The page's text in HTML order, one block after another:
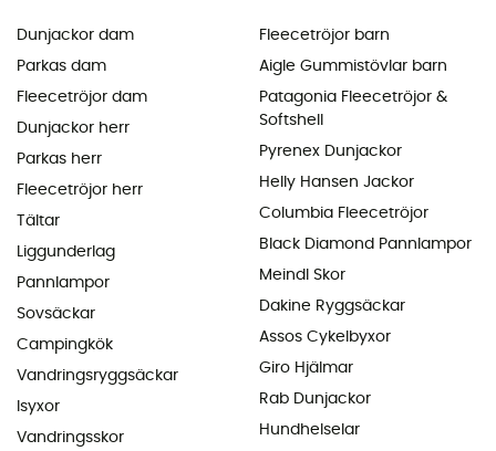
Dunjackor dam
Parkas dam
Fleecetröjor dam
Dunjackor herr
Parkas herr
Fleecetröjor herr
Tältar
Liggunderlag
Pannlampor
Sovsäckar
Campingkök
Vandringsryggsäckar
Isyxor
Vandringsskor
Fleecetröjor barn
Aigle Gummistövlar barn
Patagonia Fleecetröjor &
Softshell
Pyrenex Dunjackor
Helly Hansen Jackor
Columbia Fleecetröjor
Black Diamond Pannlampor
Meindl Skor
Dakine Ryggsäckar
Assos Cykelbyxor
Giro Hjälmar
Rab Dunjackor
Hundhelselar